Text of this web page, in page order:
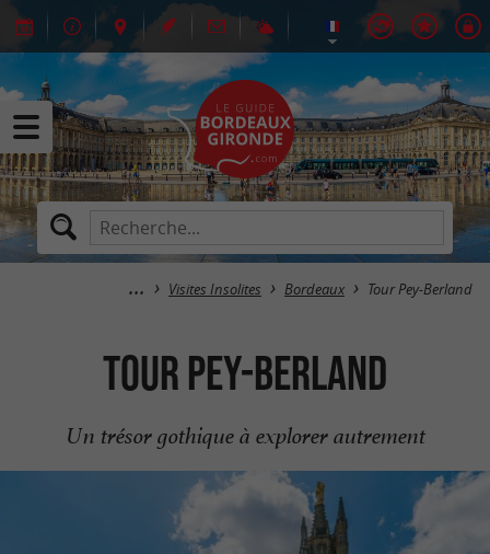
Visites Insolites Bordeaux Tour Pey-Berland
Tour Pey-Berland
Un trésor gothique à explorer autrement